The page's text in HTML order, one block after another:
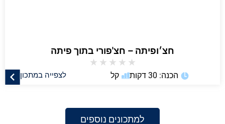
חצ׳ופיתה – חצ'פורי בתוך פיתה
★
★
★
★
★
לצפייה במתכון הכנה: 30 דקות קל
למתכונים נוספים